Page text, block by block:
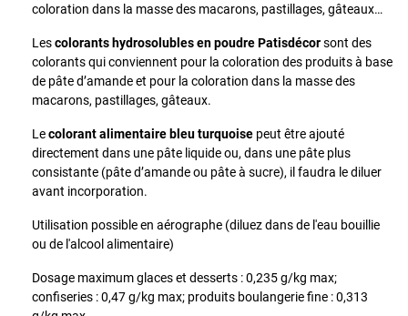
coloration dans la masse des macarons, pastillages, gâteaux…
Lescolorants hydrosolubles en poudrePatisdécorsont des
colorants qui conviennent pour la coloration des produits à base
de pâte d’amande et pour la coloration dans la masse des
macarons, pastillages, gâteaux.
Lecolorant alimentaire bleu turquoise peut être ajouté
directement dans une pâte liquide ou, dans une pâte plus
consistante (pâte d’amande ou pâte à sucre), il faudra le diluer
avant incorporation.
Utilisation possible en aérographe (diluez dans de l'eau bouillie
ou de l'alcool alimentaire)
Dosage maximum glaces et desserts : 0,235 g/kg max;
confiseries : 0,47 g/kg max; produits boulangerie fine : 0,313